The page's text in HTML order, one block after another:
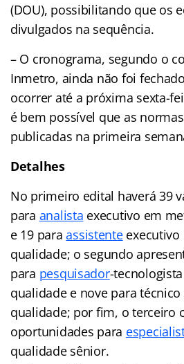
(DOU), possibilitando que os
divulgados na sequência.
– O cronograma, segundo o
Inmetro, ainda não foi
ocorrer até a próxima sexta-
é bem possível que as
publicadas na primeira
Detalhes
No primeiro edital haverá 39
para analista executivo em
e 19 paraassistenteexecutivo
qualidade; o segundo
para pesquisador-
qualidade e nove para
qualidade; por fim, o terceiro
oportunidades para
qualidade sênior.